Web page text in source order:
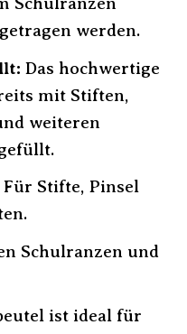
werden.
Das hochwertige
mit Stiften,
weiteren
Für Stifte, Pinsel
Schulranzen und
ist ideal für